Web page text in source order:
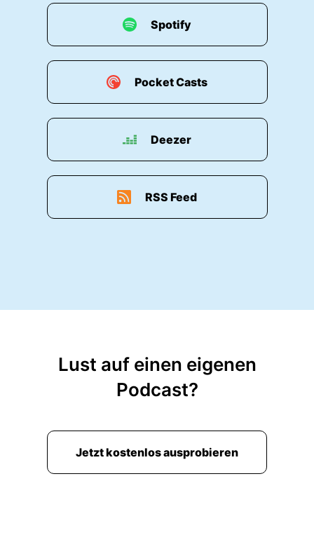
Spotify
Pocket Casts
Deezer
RSS Feed
Lust auf einen eigenen
Podcast?
Jetzt kostenlos ausprobieren